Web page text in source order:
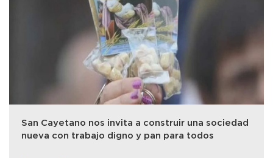
San Cayetano nos invita a construir una sociedad
nueva con trabajo digno y pan para todos